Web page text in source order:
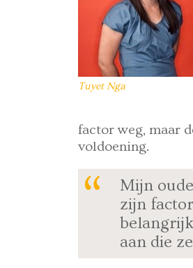
Tuyet Nga
factor weg, maar
voldoening.
Mijn
zijn
aan die